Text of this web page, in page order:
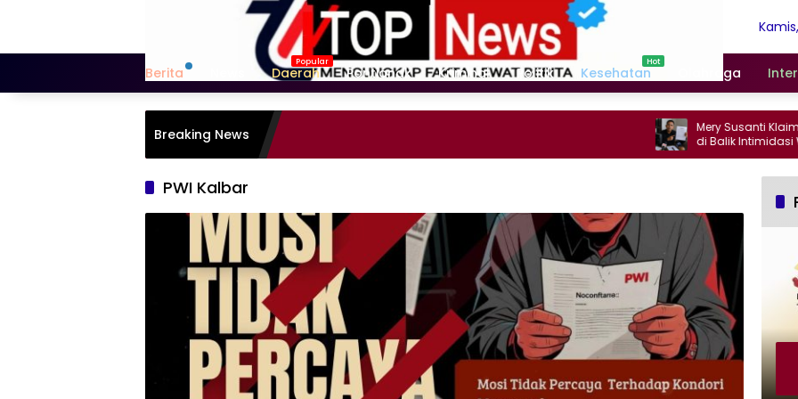
Berita Daerah Pontianak Kriminal Politik Kesehatan Olahraga
Breaking News
Mery Susanti Klaim
di Balik Intimidasi
PWI Kalbar